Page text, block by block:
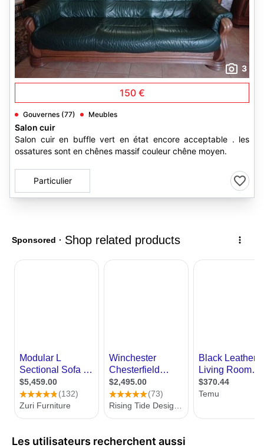
3
150 €
Gouvernes (77) Meubles
Salon cuir
Salon cuir en buffle vert en état encore acceptable . les
ossatures sont en chênes massif couleur chêne moyen.
Particulier
Les utilisateurs recherchent aussi